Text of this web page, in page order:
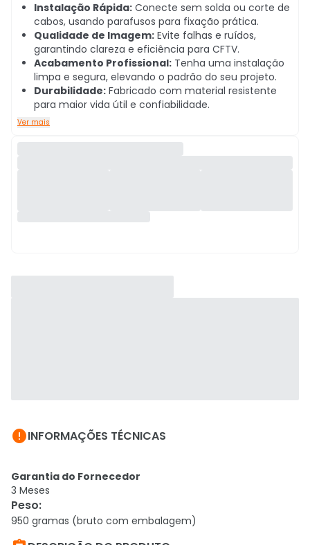
Instalação Rápida: Conecte sem solda ou corte de
cabos, usando parafusos para fixação prática.
Qualidade de Imagem: Evite falhas e ruídos,
garantindo clareza e eficiência para CFTV.
Acabamento Profissional: Tenha uma instalação
limpa e segura, elevando o padrão do seu projeto.
Durabilidade: Fabricado com material resistente
para maior vida útil e confiabilidade.
Ver mais
INFORMAÇÕES TÉCNICAS
Garantia do Fornecedor
3 Meses
Peso:
950 gramas (bruto com embalagem)